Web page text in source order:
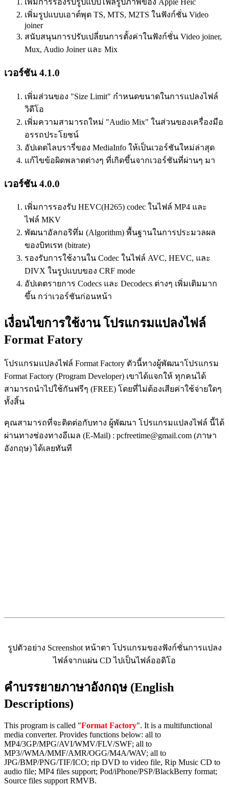
เพิ่มการรองรับรูปแบบไฟล์รูปภาพของ Apple Heic
เพิ่มรูปแบบเอาต์พุต TS, MTS, M2TS ในฟังก์ชั่น Video
joiner
สนับสนุนการปรับเปลี่ยนการตั้งค่าในฟังก์ชั่น Video joiner,
Mux, Audio Joiner และ Mix
เวอร์ชัน 4.1.0
เพิ่มส่วนของ "Size Limit" กำหนดขนาดในการแปลงไฟล์
วิดีโอ
เพิ่มความสามารถใหม่ "Audio Mix" ในส่วนของเครื่องมือ
อรรถประโยชน์
อัปเดตไลบรารี่ของ MediaInfo ให้เป็นเวอร์ชันใหม่ล่าสุด
แก้ไขข้อผิดพลาดต่างๆ ที่เกิดขึ้นจากเวอร์ชันที่ผ่านๆ มา
เวอร์ชัน 4.0.0
เพิ่มการรองรับ HEVC(H265) codec ในไฟล์ MP4 และ
ไฟล์ MKV
พัฒนาอัลกอริทึ่ม (Algorithm) พื้นฐานในการประมวลผล
ของบิทเรท (bitrate)
รองรับการใช้งานใน Codec ในไฟล์ AVC, HEVC, และ
DIVX ในรูปแบบของ CRF mode
อัปเดตรายการ Codecs และ Decodecs ต่างๆ เพิ่มเติมมาก
ขึ้น กว่าเวอร์ชันก่อนหน้า
เงื่อนไขการใช้งาน โปรแกรมแปลงไฟล์
Format Fatory
โปรแกรมแปลงไฟล์ Format Factory ตัวนี้ทางผู้พัฒนาโปรแกรม
Format Factory (Program Developer) เขาได้แจกให้ ทุกคนได้
สามารถนำไปใช้กันฟรีๆ (FREE) โดยที่ไม่ต้องเสียค่าใช้จ่ายใดๆ
ทั้งสิ้น
คุณสามารถที่จะติดต่อกับทาง ผู้พัฒนา โปรแกรมแปลงไฟล์ นี้ได้
ผ่านทางช่องทางอีเมล (E-Mail) : pcfreetime@gmail.com (ภาษา
อังกฤษ) ได้เลยทันที
รูปตัวอย่าง Screenshot หน้าตา โปรแกรมของฟังก์ชั่นการแปลง
ไฟล์จากแผ่น CD ไปเป็นไฟล์ออดิโอ
คำบรรยายภาษาอังกฤษ (English
Descriptions)
This program is called "Format Factory". It is a multifunctional
media converter. Provides functions below: all to
MP4/3GP/MPG/AVI/WMV/FLV/SWF; all to
MP3//WMA/MMF/AMR/OGG/M4A/WAV; all to
JPG/BMP/PNG/TIF/ICO; rip DVD to video file, Rip Music CD to
audio file; MP4 files support; Pod/iPhone/PSP/BlackBerry format;
Source files support RMVB.